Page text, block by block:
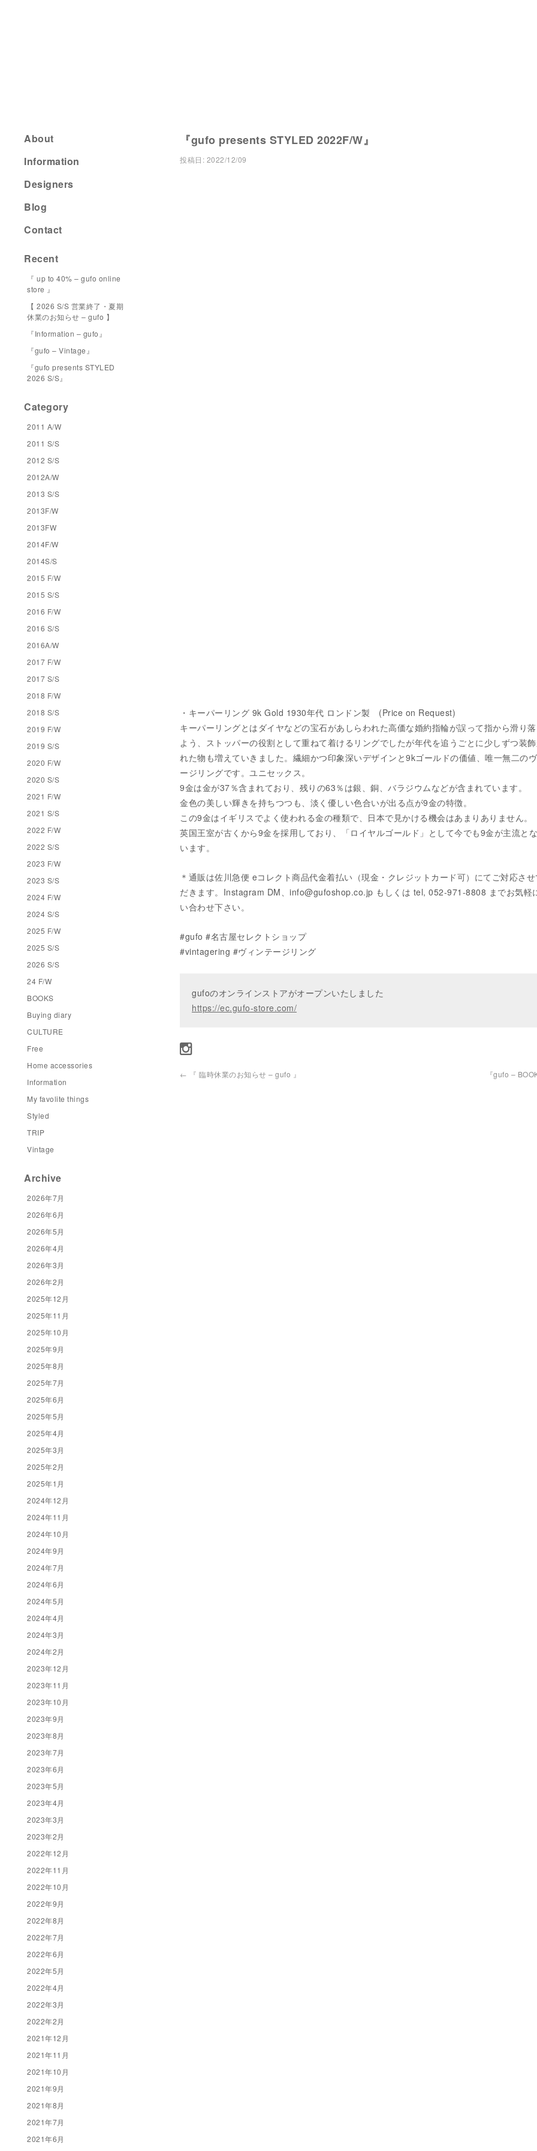
『gufo presents STYLED 2022F/W』
投稿日: 2022/12/09
・キーパーリング 9k Gold 1930年代 ロンドン製 (Price on Request)
キーパーリングとはダイヤなどの宝石があしらわれた高価な婚約指輪が誤って指から滑り
よう、ストッパーの役割として重ねて着けるリングでしたが年代を追うごとに少しずつ装飾
れた物も増えていきました。繊細かつ印象深いデザインと9kゴールドの価値、唯一無二の
ージリングです。ユニセックス。
9金は金が37％含まれており、残りの63％は銀、銅、バラジウムなどが含まれています。
金色の美しい輝きを持ちつつも、淡く優しい色合いが出る点が9金の特徴。
この9金はイギリスでよく使われる金の種類で、日本で見かける機会はあまりありません。
英国王室が古くから9金を採用しており、「ロイヤルゴールド」として今でも9金が主流と
います。
＊通販は佐川急便 eコレクト商品代金着払い（現金・クレジットカード可）にてご対応させ
だきます。Instagram DM、info@gufoshop.co.jp もしくは tel, 052-971-8808 までお気軽
い合わせ下さい。
#gufo #名古屋セレクトショップ
#vintagering #ヴィンテージリング
gufoのオンラインストアがオープンいたしました
https://ec.gufo-store.com/
← 『 臨時休業のお知らせ – gufo 』 『gufo –
About
Information
Designers
Blog
Contact
Recent
『 up to 40% – gufo online
store 』
【 2026 S/S 営業終了・夏期
休業のお知らせ – gufo 】
『Information – gufo』
『gufo – Vintage』
『gufo presents STYLED
2026 S/S』
Category
2011 A/W
2011 S/S
2012 S/S
2012A/W
2013 S/S
2013F/W
2013FW
2014F/W
2014S/S
2015 F/W
2015 S/S
2016 F/W
2016 S/S
2016A/W
2017 F/W
2017 S/S
2018 F/W
2018 S/S
2019 F/W
2019 S/S
2020 F/W
2020 S/S
2021 F/W
2021 S/S
2022 F/W
2022 S/S
2023 F/W
2023 S/S
2024 F/W
2024 S/S
2025 F/W
2025 S/S
2026 S/S
24 F/W
BOOKS
Buying diary
CULTURE
Free
Home accessories
Information
My favolite things
Styled
TRIP
Vintage
Archive
2026年7月
2026年6月
2026年5月
2026年4月
2026年3月
2026年2月
2025年12月
2025年11月
2025年10月
2025年9月
2025年8月
2025年7月
2025年6月
2025年5月
2025年4月
2025年3月
2025年2月
2025年1月
2024年12月
2024年11月
2024年10月
2024年9月
2024年7月
2024年6月
2024年5月
2024年4月
2024年3月
2024年2月
2023年12月
2023年11月
2023年10月
2023年9月
2023年8月
2023年7月
2023年6月
2023年5月
2023年4月
2023年3月
2023年2月
2022年12月
2022年11月
2022年10月
2022年9月
2022年8月
2022年7月
2022年6月
2022年5月
2022年4月
2022年3月
2022年2月
2021年12月
2021年11月
2021年10月
2021年9月
2021年8月
2021年7月
2021年6月